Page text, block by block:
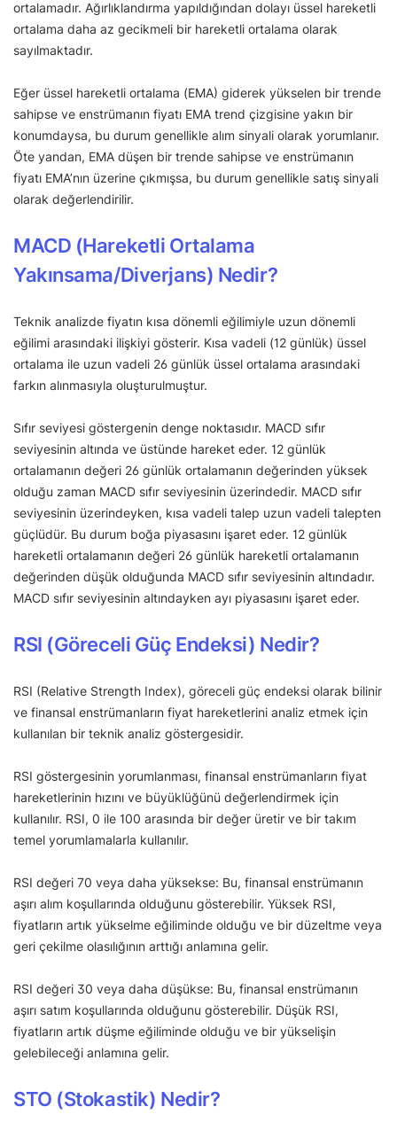
ortalamadır. Ağırlıklandırma yapıldığından dolayı üssel hareketli
ortalama daha az gecikmeli bir hareketli ortalama olarak
sayılmaktadır.
Eğer üssel hareketli ortalama (EMA) giderek yükselen bir trende
sahipse ve enstrümanın fiyatı EMA trend çizgisine yakın bir
konumdaysa, bu durum genellikle alım sinyali olarak yorumlanır.
Öte yandan, EMA düşen bir trende sahipse ve enstrümanın
fiyatı EMA’nın üzerine çıkmışsa, bu durum genellikle satış sinyali
olarak değerlendirilir.
MACD (Hareketli Ortalama
Yakınsama/Diverjans) Nedir?
Teknik analizde fiyatın kısa dönemli eğilimiyle uzun dönemli
eğilimi arasındaki ilişkiyi gösterir. Kısa vadeli (12 günlük) üssel
ortalama ile uzun vadeli 26 günlük üssel ortalama arasındaki
farkın alınmasıyla oluşturulmuştur.
Sıfır seviyesi göstergenin denge noktasıdır. MACD sıfır
seviyesinin altında ve üstünde hareket eder. 12 günlük
ortalamanın değeri 26 günlük ortalamanın değerinden yüksek
olduğu zaman MACD sıfır seviyesinin üzerindedir. MACD sıfır
seviyesinin üzerindeyken, kısa vadeli talep uzun vadeli talepten
güçlüdür. Bu durum boğa piyasasını işaret eder. 12 günlük
hareketli ortalamanın değeri 26 günlük hareketli ortalamanın
değerinden düşük olduğunda MACD sıfır seviyesinin altındadır.
MACD sıfır seviyesinin altındayken ayı piyasasını işaret eder.
RSI (Göreceli Güç Endeksi) Nedir?
RSI (Relative Strength Index), göreceli güç endeksi olarak bilinir
ve finansal enstrümanların fiyat hareketlerini analiz etmek için
kullanılan bir teknik analiz göstergesidir.
RSI göstergesinin yorumlanması, finansal enstrümanların fiyat
hareketlerinin hızını ve büyüklüğünü değerlendirmek için
kullanılır. RSI, 0 ile 100 arasında bir değer üretir ve bir takım
temel yorumlamalarla kullanılır.
RSI değeri 70 veya daha yüksekse: Bu, finansal enstrümanın
aşırı alım koşullarında olduğunu gösterebilir. Yüksek RSI,
fiyatların artık yükselme eğiliminde olduğu ve bir düzeltme veya
geri çekilme olasılığının arttığı anlamına gelir.
RSI değeri 30 veya daha düşükse: Bu, finansal enstrümanın
aşırı satım koşullarında olduğunu gösterebilir. Düşük RSI,
fiyatların artık düşme eğiliminde olduğu ve bir yükselişin
gelebileceği anlamına gelir.
STO (Stokastik) Nedir?